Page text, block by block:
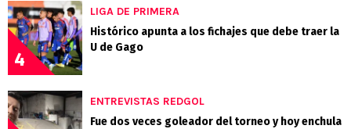
4
LIGA DE PRIMERA
Histórico apunta a los fichajes que debe traer la
U de Gago
ENTREVISTAS REDGOL
Fue dos veces goleador del torneo y hoy enchula